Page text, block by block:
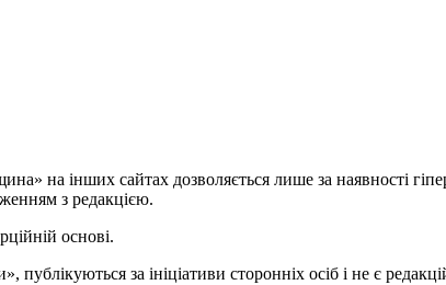
на інших сайтах дозволяється лише за наявності
з редакцією.
основі.
публікуються за ініціативи сторонніх осіб і не є